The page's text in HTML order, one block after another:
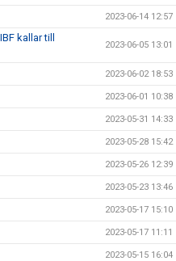
2023-06-14 12:57
kallar till
2023-06-05 13:01
2023-06-02 18:53
2023-06-01 10:38
2023-05-31 14:33
2023-05-28 15:42
2023-05-26 12:39
2023-05-23 13:46
2023-05-17 15:10
2023-05-17 11:11
2023-05-15 16:04